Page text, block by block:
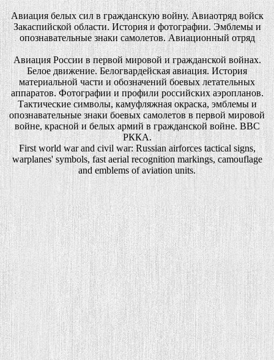
Авиация белых сил в гражданскую войну. Авиаотряд войск
Закаспийской области. История и фотографии. Эмблемы и
опознавательные знаки самолетов. Авиационный отряд
Авиация России в первой мировой и гражданской войнах.
Белое движение. Белогвардейская авиация. История
материальной части и обозначений боевых летательных
аппаратов. Фотографии и профили российских аэропланов.
Тактические символы, камуфляжная окраска, эмблемы и
опознавательные знаки боевых самолетов в первой мировой
войне, красной и белых армий в гражданской войне. ВВС
РККА.
First world war and civil war: Russian airforces tactical signs,
warplanes' symbols, fast aerial recognition markings, camouflage
and emblems of aviation units.